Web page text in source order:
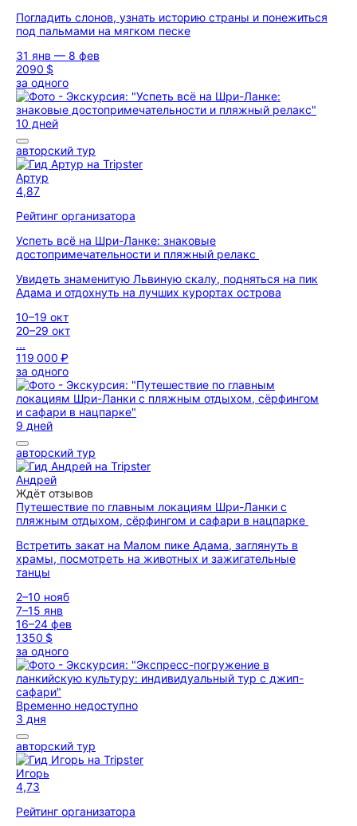
Погладить слонов, узнать историю страны и понежиться
под пальмами на мягком песке
31 янв — 8 фев
2090 $
за одного
10 дней
авторский тур
Артур
4,87
Рейтинг организатора
Успеть всё на Шри-Ланке: знаковые
достопримечательности и пляжный релакс
Увидеть знаменитую Львиную скалу, подняться на пик
Адама и отдохнуть на лучших курортах острова
10–19 окт
20–29 окт
...
119 000 ₽
за одного
9 дней
авторский тур
Андрей
Ждёт отзывов
Путешествие по главным локациям Шри-Ланки с
пляжным отдыхом, сёрфингом и сафари в нацпарке
Встретить закат на Малом пике Адама, заглянуть в
храмы, посмотреть на животных и зажигательные
танцы
2–10 нояб
7–15 янв
16–24 фев
1350 $
за одного
Временно недоступно
3 дня
авторский тур
Игорь
4,73
Рейтинг организатора